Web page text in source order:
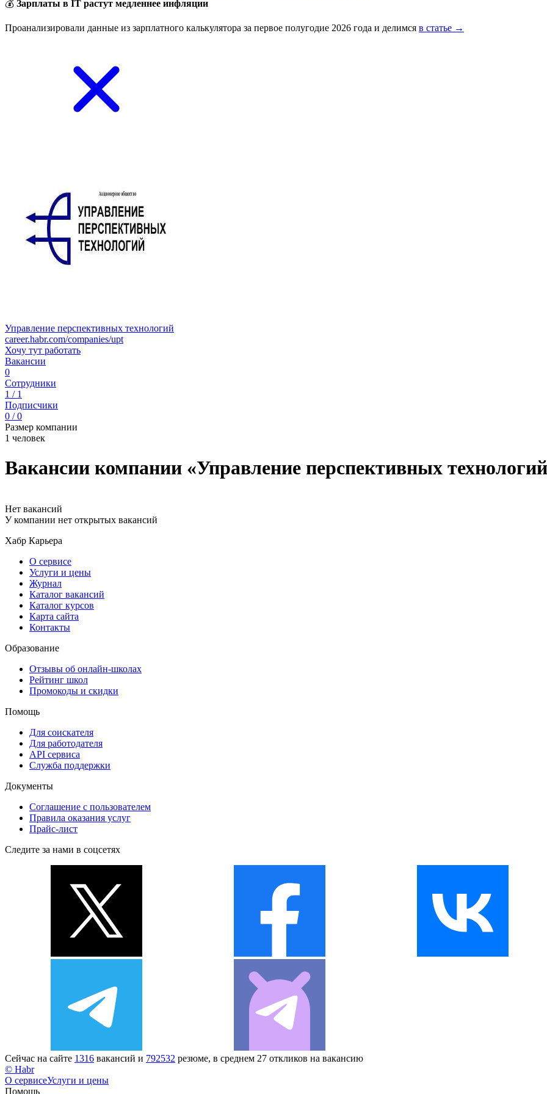
💰 Зарплаты в IT растут медленнее инфляции
Проанализировали данные из зарплатного калькулятора за первое полугодие 2026 года и делимся в статье →
Управление перспективных технологий
career.habr.com/companies/upt
Хочу тут работать
Вакансии
0
Сотрудники
1 / 1
Подписчики
0 / 0
Размер компании
1 человек
Вакансии компании «Управление перспективных
Нет вакансий
У компании нет открытых вакансий
Хабр Карьера
О сервисе
Услуги и цены
Журнал
Каталог вакансий
Каталог курсов
Карта сайта
Контакты
Образование
Отзывы об онлайн-школах
Рейтинг школ
Промокоды и скидки
Помощь
Для соискателя
Для работодателя
API сервиса
Служба поддержки
Документы
Соглашение с пользователем
Правила оказания услуг
Прайс-лист
Следите за нами в соцсетях
Сейчас на сайте 1316 вакансий и 792532 резюме, в среднем 27 откликов на вакансию
© Habr
О сервисеУслуги и цены
Помощь